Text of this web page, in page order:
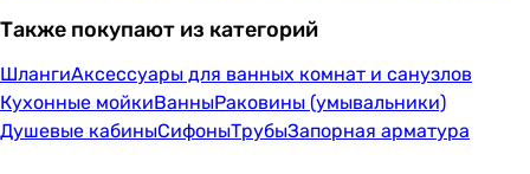
Также покупают из категорий
ШлангиАксессуары для ванных комнат и санузлов
Кухонные мойкиВанныРаковины (умывальники)
Душевые кабиныСифоныТрубыЗапорная арматура